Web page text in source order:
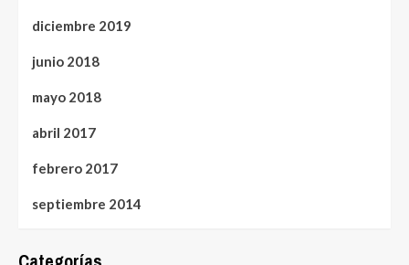
diciembre 2019
junio 2018
mayo 2018
abril 2017
febrero 2017
septiembre 2014